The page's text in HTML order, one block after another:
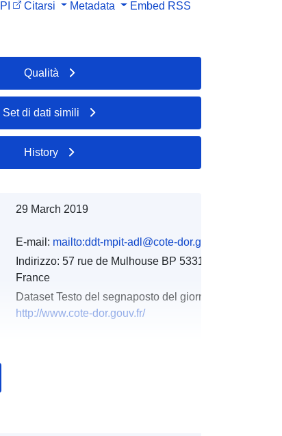
Citarsi Metadata Embed RSS
Qualità
Set di dati simili
History
29 March 2019
E-mail: mailto:ddt-mpit-adl@cote-dor.gouv.fr
Indirizzo: 57 rue de Mulhouse BP 53317, DIJON
France
Dataset Testo del segnaposto del giorno della
http://www.cote-dor.gouv.fr/